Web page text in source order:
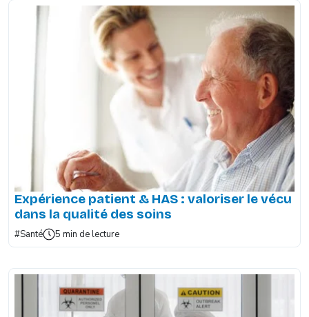
Expérience patient & HAS : valoriser le vécu
dans la qualité des soins
#Santé 5 min de lecture